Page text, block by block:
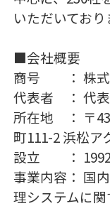
いただいており
■会社概要
商号 ： 株式
代表者 ： 代
所在地 ： 〒
町111-2 浜松ア
設立 ： 1992
事業内容： 国
理システムに関